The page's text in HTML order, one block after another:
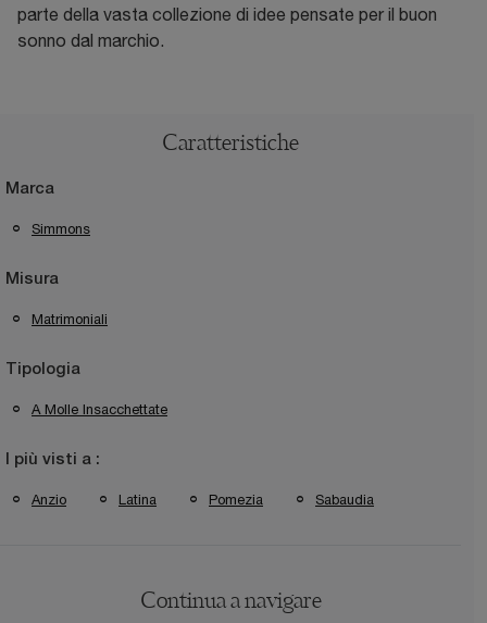
parte della vasta collezione di idee pensate per il buon
sonno dal marchio.
Caratteristiche
Marca
Simmons
Misura
Matrimoniali
Tipologia
A Molle Insacchettate
I più visti a :
Anzio Latina Pomezia Sabaudia
Continua a navigare